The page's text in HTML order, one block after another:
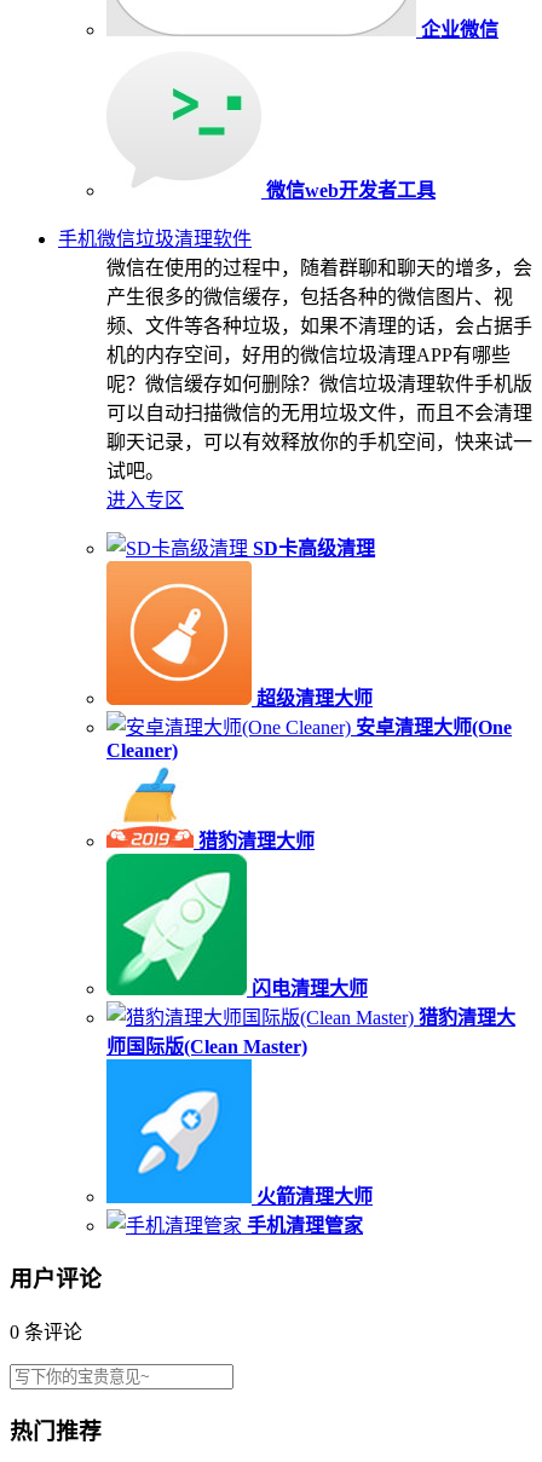
企业微信
微信web开发者工具
手机微信垃圾清理软件
微信在使用的过程中，随着群聊和聊天的增多，会
产生很多的微信缓存，包括各种的微信图片、视
频、文件等各种垃圾，如果不清理的话，会占据手
机的内存空间，好用的微信垃圾清理APP有哪些
呢？微信缓存如何删除？微信垃圾清理软件手机版
可以自动扫描微信的无用垃圾文件，而且不会清理
聊天记录，可以有效释放你的手机空间，快来试一
试吧。
进入专区
SD卡高级清理
超级清理大师
安卓清理大师(One
Cleaner)
猎豹清理大师
闪电清理大师
猎豹清理大
师国际版(Clean Master)
火箭清理大师
手机清理管家
用户评论
0 条评论
热门推荐